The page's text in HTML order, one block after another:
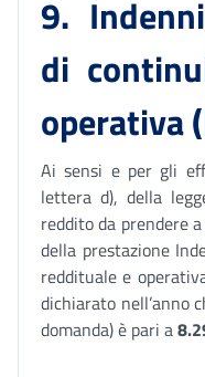
9.
di
operativa
Ai sensi e per gli
lettera d), della
reddito da prendere
della prestazione
reddituale e
dichiarato nell’anno
domanda) è pari a